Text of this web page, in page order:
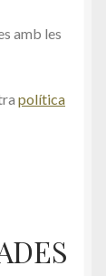
amb les
política